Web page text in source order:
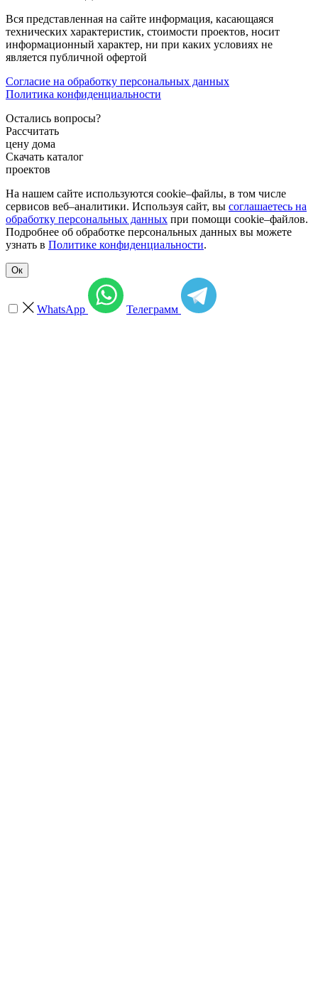
Вся представленная на сайте информация, касающаяся
технических характеристик, стоимости проектов, носит
информационный характер, ни при каких условиях не
является публичной офертой
Согласие на обработку персональных данных
Политика конфиденциальности
Остались вопросы?
Рассчитать
цену дома
Скачать каталог
проектов
На нашем сайте используются cookie–файлы, в том числе
сервисов веб–аналитики. Используя сайт, вы соглашаетесь на
обработку персональных данных при помощи cookie–файлов.
Подробнее об обработке персональных данных вы можете
узнать в Политике конфиденциальности.
Ок
WhatsApp Телеграмм